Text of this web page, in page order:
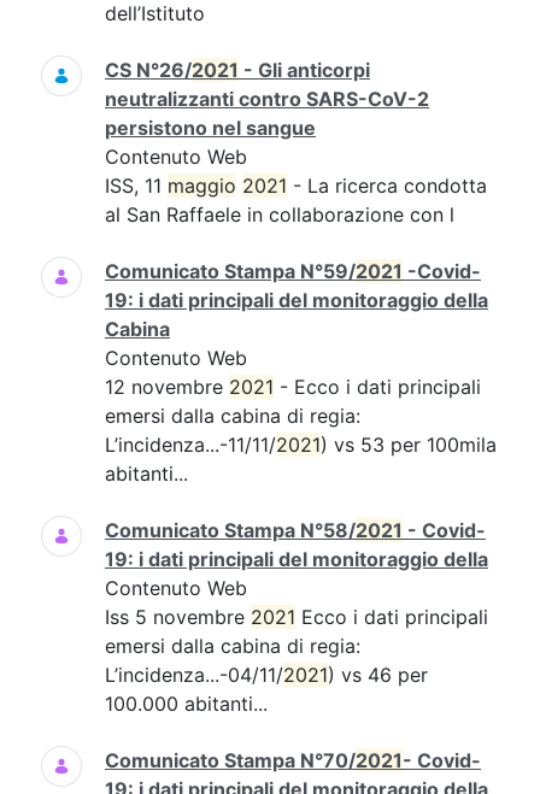
dell’Istituto
CS N°26/2021 - Gli anticorpi
neutralizzanti contro SARS-CoV-2
persistono nel sangue
Contenuto Web
ISS, 11 maggio 2021 - La ricerca condotta
al San Raffaele in collaborazione con l
Comunicato Stampa N°59/2021 -Covid-
19: i dati principali del monitoraggio della
Cabina
Contenuto Web
12 novembre 2021 - Ecco i dati principali
emersi dalla cabina di regia:
L’incidenza...-11/11/2021) vs 53 per 100mila
abitanti...
Comunicato Stampa N°58/2021 - Covid-
19: i dati principali del monitoraggio della
Contenuto Web
Iss 5 novembre 2021 Ecco i dati principali
emersi dalla cabina di regia:
L’incidenza...-04/11/2021) vs 46 per
100.000 abitanti...
Comunicato Stampa N°70/2021- Covid-
19: i dati principali del monitoraggio della